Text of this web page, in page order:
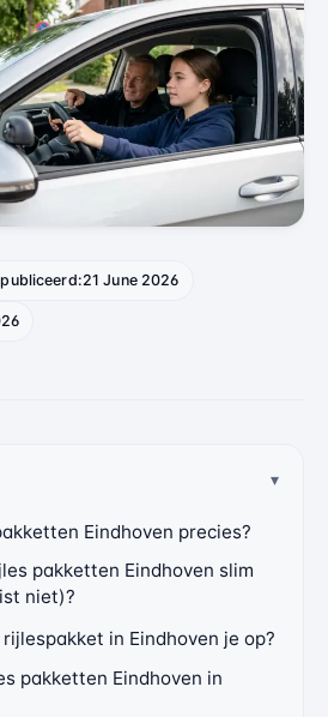
21 June 2026
Eindhoven precies?
pakketten Eindhoven slim
niet)?
in Eindhoven je op?
pakketten Eindhoven in